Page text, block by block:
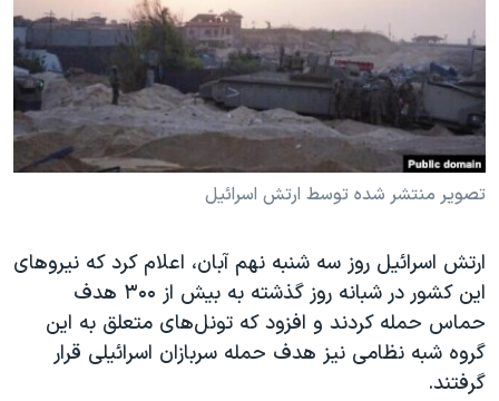
فرهنگ و زندگی
حقوق شهروندی
اقتصادی
علم و فناوری
آرشیو پخش زنده
انتخابات ریاست جمهوری آمریکا ۲۰۲۴
حمله جمهوری اسلامی به اسرائیل
رمز مهسا
مجموعه مستندهای دادخواهی
تریبونال مردمی آبان ۹۸
دادگاه حمید نوری
چهل سال گروگان‌گیری
زبانهای مختلف
تصویر منتشر شده توسط ارتش اسرائیل
ارتش اسرائیل روز سه شنبه نهم آبان، اعلام کرد که نیروهای
این کشور در شبانه روز گذشته به بیش از ۳۰۰ هدف
حماس حمله کردند و افزود که تونل‌های متعلق به این
گروه شبه نظامی نیز هدف حمله سربازان اسرائیلی قرار
گرفتند.